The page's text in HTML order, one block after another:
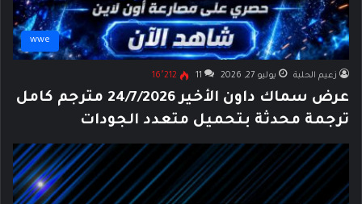
wwe
زعيم الحلبة يوليو 27, 2026 11 16٬212
عرض سماك داون الأخير 24/7/2026 مترجم كامل
ترجمة محدثة بتحميل متعدد الجودات